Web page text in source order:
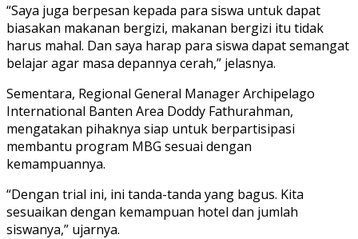
“Saya juga berpesan kepada para siswa untuk dapat
biasakan makanan bergizi, makanan bergizi itu tidak
harus mahal. Dan saya harap para siswa dapat semangat
belajar agar masa depannya cerah,” jelasnya.
Sementara, Regional General Manager Archipelago
International Banten Area Doddy Fathurahman,
mengatakan pihaknya siap untuk berpartisipasi
membantu program MBG sesuai dengan
kemampuannya.
“Dengan trial ini, ini tanda-tanda yang bagus. Kita
sesuaikan dengan kemampuan hotel dan jumlah
siswanya,” ujarnya.